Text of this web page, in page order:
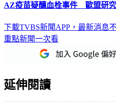
AZ疫苗疑釀血栓事件 歐盟研
下載TVBS新聞APP，最新消息
重點新聞一次看
延伸閱讀